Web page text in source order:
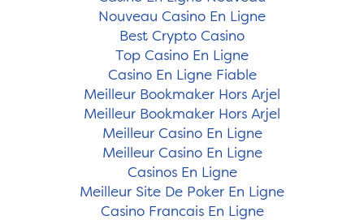
Nouveau Casino En Ligne
Best Crypto Casino
Top Casino En Ligne
Casino En Ligne Fiable
Meilleur Bookmaker Hors Arjel
Meilleur Bookmaker Hors Arjel
Meilleur Casino En Ligne
Meilleur Casino En Ligne
Casinos En Ligne
Meilleur Site De Poker En Ligne
Casino Francais En Ligne